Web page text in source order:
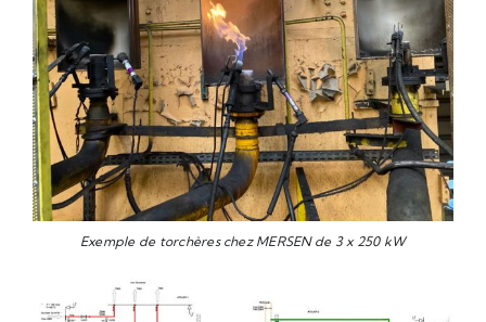
Exemple de torchères chez MERSEN de 3 x 250 kW